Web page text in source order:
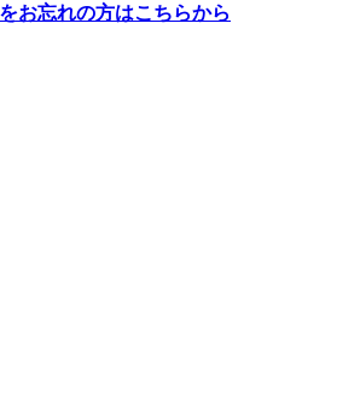
お忘れの方はこちらから